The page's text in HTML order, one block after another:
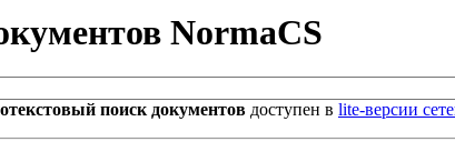
NormaCS
поиск документов доступен в lite-версии